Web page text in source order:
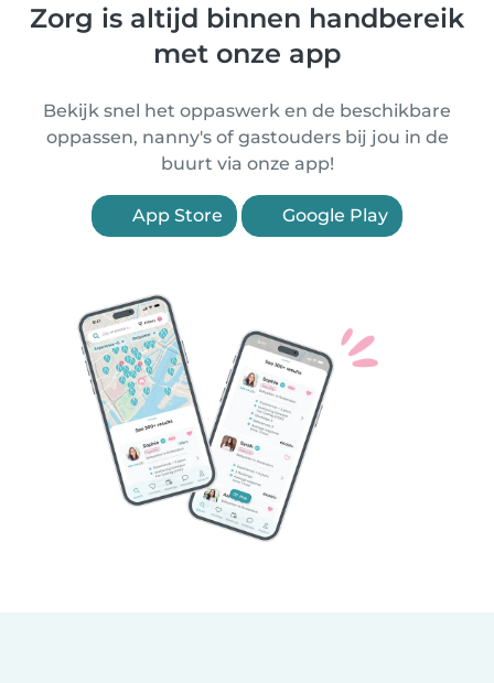
Zorg is altijd binnen handbereik
met onze app
Bekijk snel het oppaswerk en de beschikbare
oppassen, nanny's of gastouders bij jou in de
buurt via onze app!
App Store Google Play